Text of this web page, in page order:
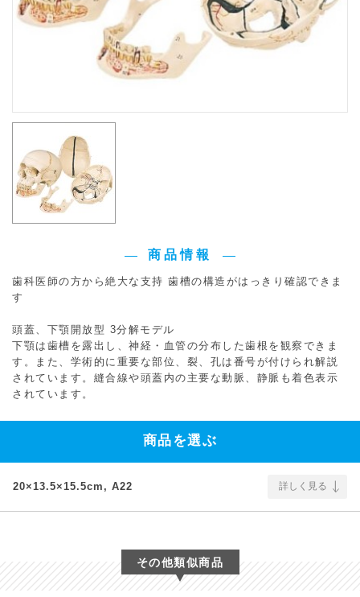
商品情報
歯科医師の方から絶大な支持 歯槽の構造がはっきり確認できま
す
頭蓋、下顎開放型 3分解モデル
下顎は歯槽を露出し、神経・血管の分布した歯根を観察できま
す。また、学術的に重要な部位、裂、孔は番号が付けられ解説
されています。縫合線や頭蓋内の主要な動脈、静脈も着色表示
されています。
商品を選ぶ
20×13.5×15.5cm, A22 詳しく見る
その他類似商品